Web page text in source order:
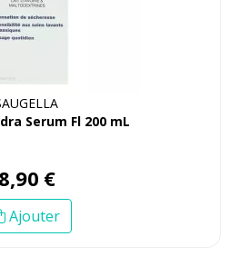
Serum Fl 200 mL
8,90 €
Ajouter